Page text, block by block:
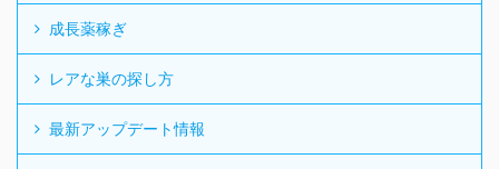
成長薬稼ぎ
レアな巣の探し方
最新アップデート情報